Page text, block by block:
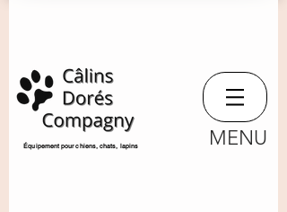
​Équipement pour chiens, chats, lapins MENU